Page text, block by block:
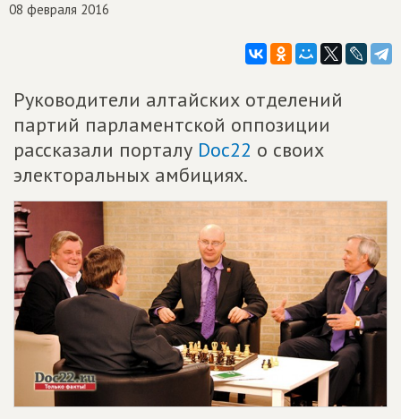
08 февраля 2016
Руководители алтайских отделений
партий парламентской оппозиции
рассказали порталу Doc22 о своих
электоральных амбициях.